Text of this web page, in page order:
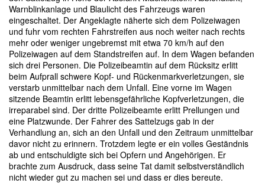
Warnblinkanlage und Blaulicht des Fahrzeugs waren
eingeschaltet. Der Angeklagte näherte sich dem Polizeiwagen
und fuhr vom rechten Fahrstreifen aus noch weiter nach rechts
mehr oder weniger ungebremst mit etwa 70 km/h auf den
Polizeiwagen auf dem Standstreifen auf. In dem Wagen befanden
sich drei Personen. Die Polizeibeamtin auf dem Rücksitz erlitt
beim Aufprall schwere Kopf- und Rückenmarkverletzungen, sie
verstarb unmittelbar nach dem Unfall. Eine vorne im Wagen
sitzende Beamtin erlitt lebensgefährliche Kopfverletzungen, die
irreparabel sind. Der dritte Polizeibeamte erlitt Prellungen und
eine Platzwunde. Der Fahrer des Sattelzugs gab in der
Verhandlung an, sich an den Unfall und den Zeitraum unmittelbar
davor nicht zu erinnern. Trotzdem legte er ein volles Geständnis
ab und entschuldigte sich bei Opfern und Angehörigen. Er
brachte zum Ausdruck, dass seine Tat damit selbstverständlich
nicht wieder gut zu machen sei und dass er dies bereute.